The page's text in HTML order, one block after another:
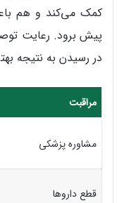
کمک می‌کند و هم
پیش برود. رعایت
در رسیدن به نتیجه
مراقبت
مشاوره پزشکی
قطع داروها